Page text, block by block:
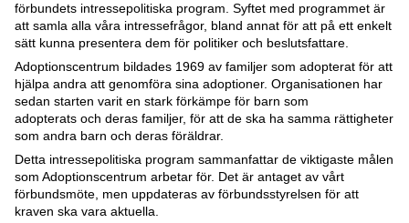
förbundets intressepolitiska program. Syftet med programmet är
att samla alla våra intressefrågor, bland annat för att på ett enkelt
sätt kunna presentera dem för politiker och beslutsfattare.
Adoptionscentrum bildades 1969 av familjer som adopterat för att
hjälpa andra att genomföra sina adoptioner. Organisationen har
sedan starten varit en stark förkämpe för barn som
adopterats och deras familjer, för att de ska ha samma rättigheter
som andra barn och deras föräldrar.
Detta intressepolitiska program sammanfattar de viktigaste målen
som Adoptionscentrum arbetar för. Det är antaget av vårt
förbundsmöte, men uppdateras av förbundsstyrelsen för att
kraven ska vara aktuella.